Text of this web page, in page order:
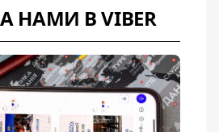
НАМИ В VIBER